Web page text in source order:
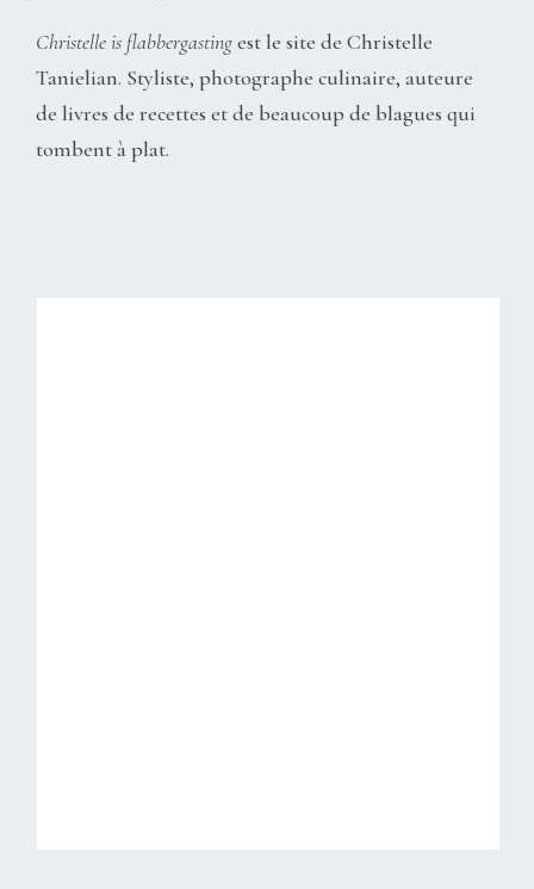
Christelle is flabbergastingest le site de Christelle
Tanielian. Styliste, photographe culinaire, auteure
de livres de recettes et de beaucoup de blagues qui
tombent à plat.